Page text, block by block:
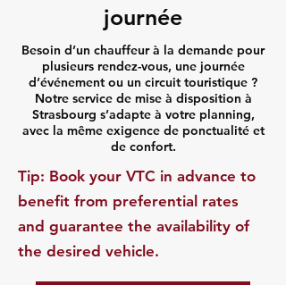
journée
Besoin d’un chauffeur à la demande pour
plusieurs rendez-vous, une journée
d’événement ou un circuit touristique ?
Notre service de mise à disposition à
Strasbourg s’adapte à votre planning,
avec la même exigence de ponctualité et
de confort.
​Tip: Book your VTC in advance to
benefit from preferential rates
and guarantee the availability of
the desired vehicle.